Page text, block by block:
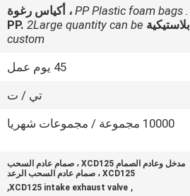
1 ، أكياس رغوة
بلاستيكية PP. 2Large quantity can be
custom
45 يوم عمل
تي / ت
10000 مجموعة / مجموعات شهريا
مدخل وعادم الصمام XCD125 ، صمام عادم السحب
XCD125 ، صمام عادم السحب الرعد
,
XCD125 intake exhaust valve
,